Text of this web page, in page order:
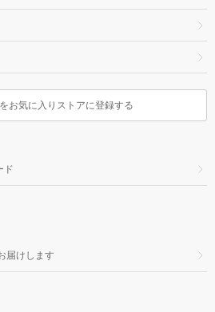
お気に入りストアに登録する
ド
届けします